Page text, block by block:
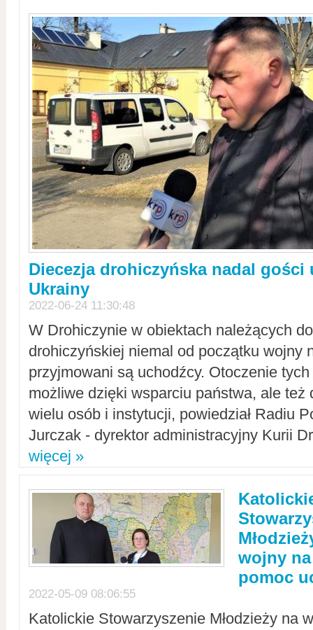
Diecezja drohiczyńska nadal gości
Ukrainy
2022-06-24 11:30:48
W Drohiczynie w obiektach należących
drohiczyńskiej niemal od początku wojny
przyjmowani są uchodźcy. Otoczenie
możliwe dzięki wsparciu państwa, ale też
wielu osób i instytucji, powiedział Radiu
Jurczak - dyrektor administracyjny Kurii
więcej »
wojny
pomoc
2022-05-09 08:06:55
Katolickie Stowarzyszenie Młodzieży na